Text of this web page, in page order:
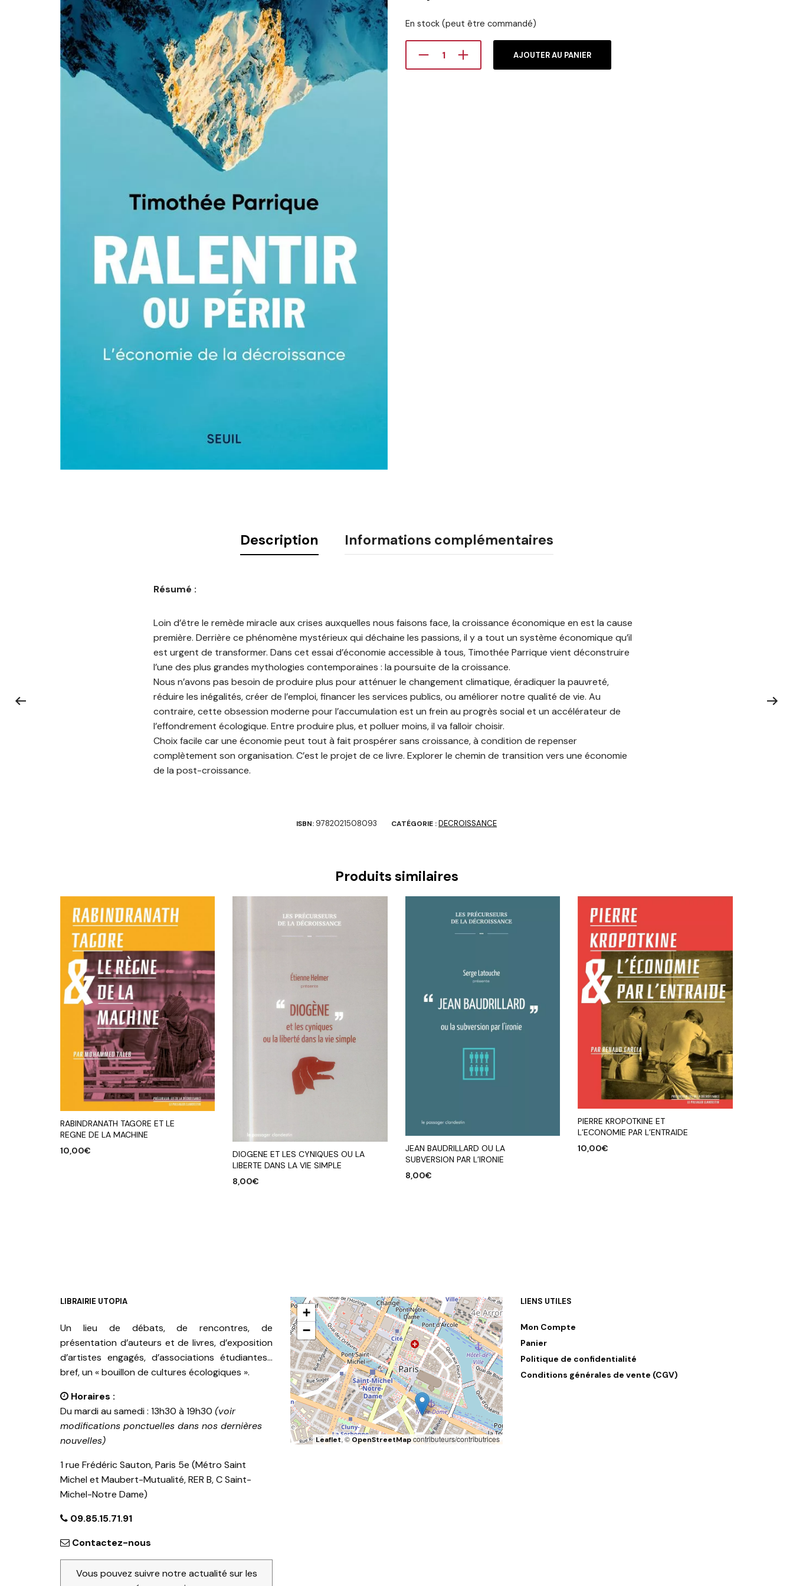
En stock (peut être commandé)
AJOUTER AU PANIER
Description Informations complémentaires
Résumé :
Loin d’être le remède miracle aux crises auxquelles nous faisons face, la croissance économique en est la cause
première. Derrière ce phénomène mystérieux qui déchaine les passions, il y a tout un système économique qu’il
est urgent de transformer. Dans cet essai d’économie accessible à tous, Timothée Parrique vient déconstruire
l’une des plus grandes mythologies contemporaines : la poursuite de la croissance.
Nous n’avons pas besoin de produire plus pour atténuer le changement climatique, éradiquer la pauvreté,
réduire les inégalités, créer de l’emploi, financer les services publics, ou améliorer notre qualité de vie. Au
contraire, cette obsession moderne pour l’accumulation est un frein au progrès social et un accélérateur de
l’effondrement écologique. Entre produire plus, et polluer moins, il va falloir choisir.
Choix facile car une économie peut tout à fait prospérer sans croissance, à condition de repenser
complètement son organisation. C’est le projet de ce livre. Explorer le chemin de transition vers une économie
de la post-croissance.
ISBN: 9782021508093 CATÉGORIE :DECROISSANCE
Produits similaires
RABINDRANATH TAGORE ET LE
REGNE DE LA MACHINE
10,00€
DIOGENE ET LES CYNIQUES OU LA
LIBERTE DANS LA VIE SIMPLE
8,00€
JEAN BAUDRILLARD OU LA
SUBVERSION PAR L’IRONIE
8,00€
PIERRE KROPOTKINE ET
L’ECONOMIE PAR L’ENTRAIDE
10,00€
LIBRAIRIE UTOPIA
Un lieu de débats, de rencontres, de
présentation d’auteurs et de livres, d’exposition
d’artistes engagés, d’associations étudiantes…
bref, un « bouillon de cultures écologiques ».
Horaires :
Du mardi au samedi : 13h30 à 19h30 (voir
modifications ponctuelles dans nos dernières
nouvelles)
1 rue Frédéric Sauton, Paris 5e (Métro Saint
Michel et Maubert-Mutualité, RER B, C Saint-
Michel-Notre Dame)
09.85.15.71.91
Contactez-nous
Vous pouvez suivre notre actualité sur les
+
−
Leaflet, ©OpenStreetMapcontributeurs/contributrices
LIENS UTILES
Mon Compte
Panier
Politique de confidentialité
Conditions générales de vente (CGV)